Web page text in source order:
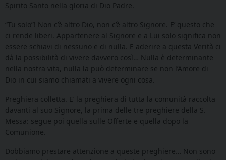
Spirito Santo nella gloria di Dio Padre.
“Tu solo”! Non c’è altro Dio, non c’è altro Signore. E’ questo che
ci rende liberi. Appartenere al Signore e a Lui solo significa non
essere schiavi di nessuno e di nulla. E aderire a questa Verità ci
dà la possibilità di vivere davvero così… Nulla è determinante
nella nostra vita, nulla la può determinare se non l’Amore di
Dio in cui siamo chiamati a vivere ogni cosa.
Preghiera colletta. E’ la preghiera di tutta la comunità raccolta
davanti al suo Signore, la prima delle tre preghiere della S.
Messa: segue poi quella sulle Offerte e quella dopo la
Comunione.
Dobbiamo prestare attenzione a queste preghiere… Non sono